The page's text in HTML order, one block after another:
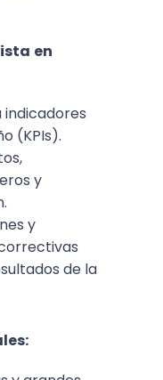
en
indicadores
(KPIs).
y
y
de la